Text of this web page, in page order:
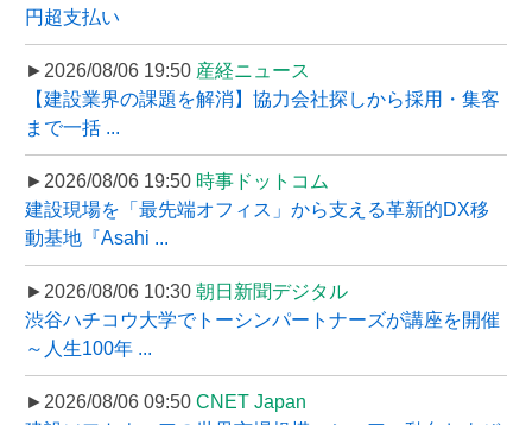
円超支払い
►2026/08/06 19:50 産経ニュース
【建設業界の課題を解消】協力会社探しから採用・集客
まで一括 ...
►2026/08/06 19:50 時事ドットコム
建設現場を「最先端オフィス」から支える革新的DX移
動基地『Asahi ...
►2026/08/06 10:30 朝日新聞デジタル
渋谷ハチコウ大学でトーシンパートナーズが講座を開催
～人生100年 ...
►2026/08/06 09:50 CNET Japan